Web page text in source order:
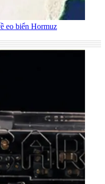
eo biển Hormuz